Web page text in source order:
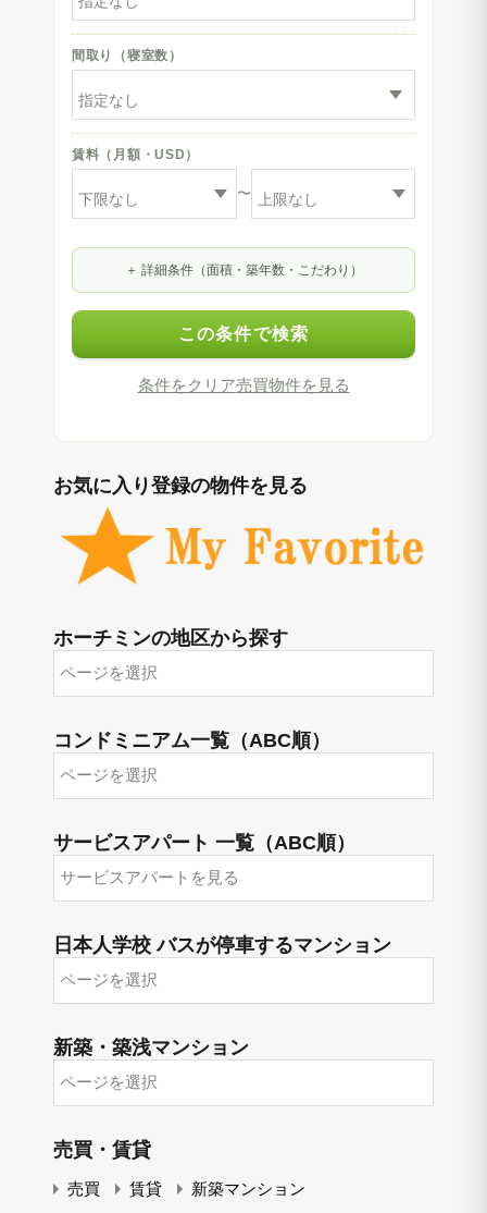
間取り（寝室数）
賃料（月額・USD）
〜
詳細条件（面積・築年数・こだわり）
この条件で検索
条件をクリア売買物件を見る
お気に入り登録の物件を見る
ホーチミンの地区から探す
コンドミニアム一覧（ABC順）
サービスアパート 一覧（ABC順）
日本人学校 バスが停車するマンション
新築・築浅マンション
売買・賃貸
売買 賃貸 新築マンション